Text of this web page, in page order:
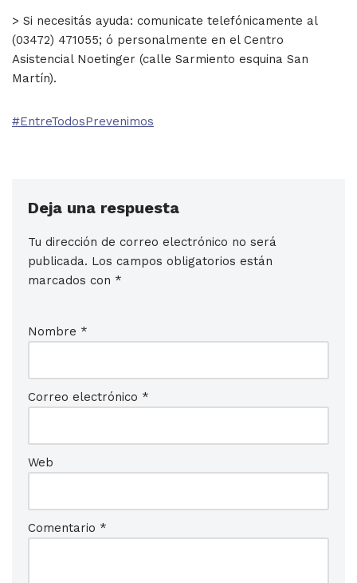
> Si necesitás ayuda: comunicate telefónicamente al
(03472) 471055; ó personalmente en el Centro
Asistencial Noetinger (calle Sarmiento esquina San
Martín).
#EntreTodosPrevenimos
Deja una respuesta
Tu dirección de correo electrónico no será
publicada. Los campos obligatorios están
marcados con *
Nombre *
Correo electrónico *
Web
Comentario *